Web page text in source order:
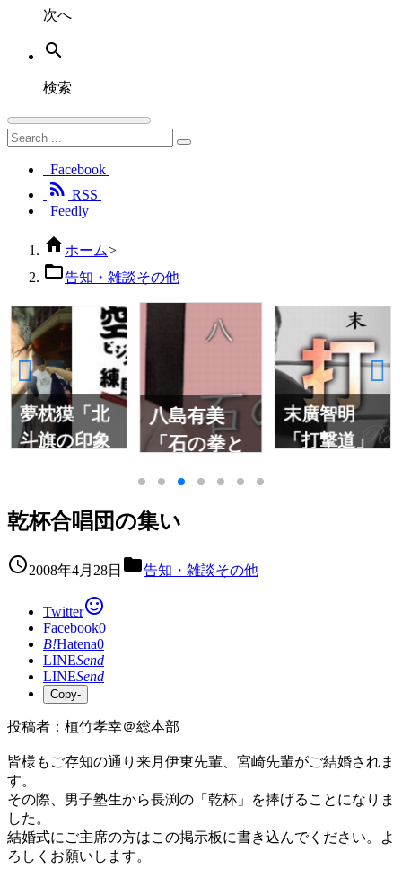
次へ

検索
Facebook
 RSS
Feedly
ホーム>
告知・雑談その他
夢枕獏「北
斗旗の印象
八島有美
「石の拳と
末廣智明
「打撃道」
乾杯合唱団の集い
2008年4月28日 告知・雑談その他
Twitter
Facebook0
B!Hatena0
LINESend
LINESend
Copy-
投稿者：植竹孝幸＠総本部
皆様もご存知の通り来月伊東先輩、宮崎先輩がご結婚されま
す。
その際、男子塾生から長渕の「乾杯」を捧げることになりま
した。
結婚式にご主席の方はこの掲示板に書き込んでください。よ
ろしくお願いします。